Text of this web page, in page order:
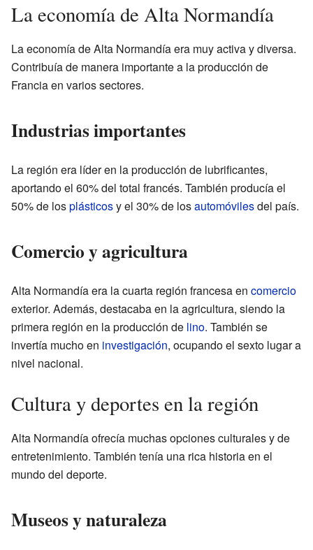
La economía de Alta Normandía
La economía de Alta Normandía era muy activa y diversa.
Contribuía de manera importante a la producción de
Francia en varios sectores.
Industrias importantes
La región era líder en la producción de lubrificantes,
aportando el 60% del total francés. También producía el
50% de losplásticosy el 30% de losautomóvilesdel país.
Comercio y agricultura
Alta Normandía era la cuarta región francesa en comercio
exterior. Además, destacaba en la agricultura, siendo la
primera región en la producción de lino. También se
invertía mucho en investigación, ocupando el sexto lugar a
nivel nacional.
Cultura y deportes en la región
Alta Normandía ofrecía muchas opciones culturales y de
entretenimiento. También tenía una rica historia en el
mundo del deporte.
Museos y naturaleza